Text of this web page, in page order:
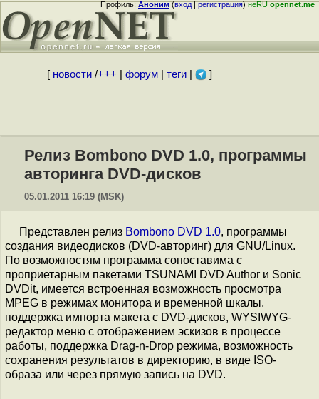
Профиль:Аноним(вход|регистрация)неRUopennet.me
[ новости/+++ форум| теги| ]
Релиз Bombono DVD 1.0, программы
авторинга DVD-дисков
05.01.2011 16:19 (MSK)
Представлен релиз Bombono DVD 1.0, программы
создания видеодисков (DVD-авторинг) для GNU/Linux.
По возможностям программа сопоставима с
проприетарным пакетами TSUNAMI DVD Author и Sonic
DVDit, имеется встроенная возможность просмотра
MPEG в режимах монитора и временной шкалы,
поддержка импорта макета с DVD-дисков, WYSIWYG-
редактор меню c отображением эскизов в процессе
работы, поддержка Drag-n-Drop режима, возможность
сохранения результатов в директорию, в виде ISO-
образа или через прямую запись на DVD.